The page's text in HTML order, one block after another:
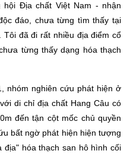
hội Địa chất Việt Nam - nhận
đáo, chưa từng tìm thấy tại
Tôi đã đi rất nhiều địa điểm cổ
từng thấy dạng hóa thạch
nhóm nghiên cứu phát hiện ở
di chỉ địa chất Hang Câu có
đến tận cột mốc chủ quyền
bất ngờ phát hiện hiện tượng
địa" hóa thạch san hô hình cối